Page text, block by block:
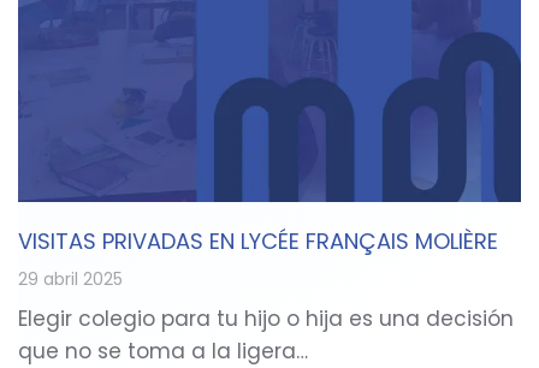
VISITAS PRIVADAS EN LYCÉE FRANÇAIS MOLIÈRE
29 abril 2025
Elegir colegio para tu hijo o hija es una decisión
que no se toma a la ligera…